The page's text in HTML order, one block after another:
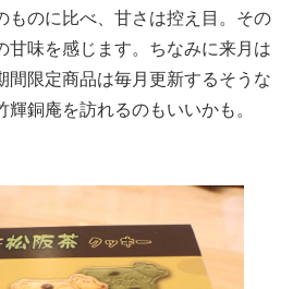
ものに比べ、甘さは控え目。その
甘味を感じます。ちなみに来月は
間限定商品は毎月更新するそうな
銅庵を訪れるのもいいかも。